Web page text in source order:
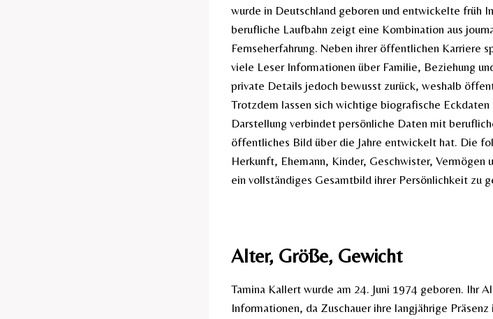
wurde in Deutschland geboren und entwickelte früh
berufliche Laufbahn zeigt eine Kombination aus
Fernseherfahrung. Neben ihrer öffentlichen Karriere
viele Leser Informationen über Familie, Beziehung
private Details jedoch bewusst zurück, weshalb
Trotzdem lassen sich wichtige biografische
Darstellung verbindet persönliche Daten mit
öffentliches Bild über die Jahre entwickelt hat. Die
Herkunft, Ehemann, Kinder, Geschwister,
ein vollständiges Gesamtbild ihrer Persönlichkeit zu
Alter, Größe, Gewicht
Tamina Kallert wurde am 24. Juni 1974 geboren. Ihr
Informationen, da Zuschauer ihre langjährige